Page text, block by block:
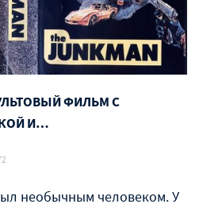
ФИЛЬМ С
И…
необычным человеком. У